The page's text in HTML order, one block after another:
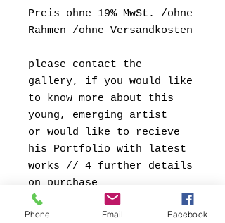
Preis ohne 19% MwSt. /ohne
Rahmen /ohne Versandkosten
please contact the
gallery, if you would like
to know more about this
young, emerging artist
or would like to recieve
his Portfolio with latest
works // 4 further details
on purchase
// conny@fb69.com
Phone Email Facebook